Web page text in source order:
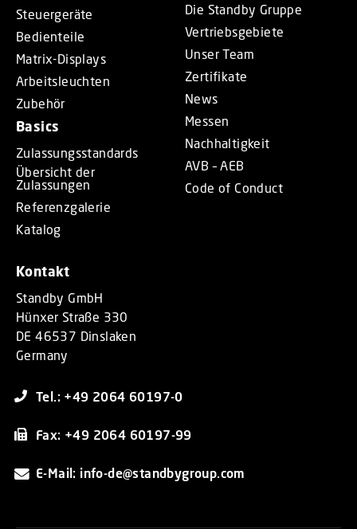
Steuergeräte
Bedienteile
Matrix-Displays
Arbeitsleuchten
Zubehör
Basics
Zulassungsstandards
Übersicht der
Zulassungen
Referenzgalerie
Katalog
Die Standby Gruppe
Vertriebsgebiete
Unser Team
Zertifikate
News
Messen
Nachhaltigkeit
AVB – AEB
Code of Conduct
Kontakt
Standby GmbH
Hünxer Straße 330
DE 46537 Dinslaken
Germany
Tel.: +49 2064 60197-0
Fax: +49 2064 60197-99
E-Mail: info-de@standbygroup.com